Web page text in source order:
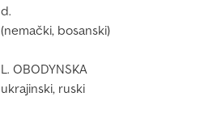
d.
(nemački, bosanski)
L. OBODYNSKA
ukrajinski, ruski